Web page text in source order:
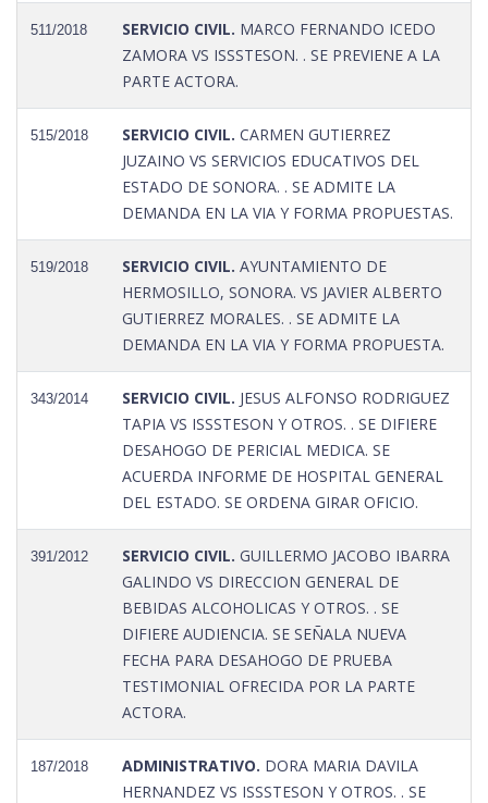
511/2018 SERVICIO CIVIL. MARCO FERNANDO ICEDO
ZAMORA VS ISSSTESON. . SE PREVIENE A LA
PARTE ACTORA.
515/2018 SERVICIO CIVIL. CARMEN GUTIERREZ
JUZAINO VS SERVICIOS EDUCATIVOS DEL
ESTADO DE SONORA. . SE ADMITE LA
DEMANDA EN LA VIA Y FORMA PROPUESTAS.
519/2018 SERVICIO CIVIL. AYUNTAMIENTO DE
HERMOSILLO, SONORA. VS JAVIER ALBERTO
GUTIERREZ MORALES. . SE ADMITE LA
DEMANDA EN LA VIA Y FORMA PROPUESTA.
343/2014 SERVICIO CIVIL. JESUS ALFONSO RODRIGUEZ
TAPIA VS ISSSTESON Y OTROS. . SE DIFIERE
DESAHOGO DE PERICIAL MEDICA. SE
ACUERDA INFORME DE HOSPITAL GENERAL
DEL ESTADO. SE ORDENA GIRAR OFICIO.
391/2012 SERVICIO CIVIL. GUILLERMO JACOBO IBARRA
GALINDO VS DIRECCION GENERAL DE
BEBIDAS ALCOHOLICAS Y OTROS. . SE
DIFIERE AUDIENCIA. SE SEÑALA NUEVA
FECHA PARA DESAHOGO DE PRUEBA
TESTIMONIAL OFRECIDA POR LA PARTE
ACTORA.
187/2018 ADMINISTRATIVO. DORA MARIA DAVILA
HERNANDEZ VS ISSSTESON Y OTROS. . SE